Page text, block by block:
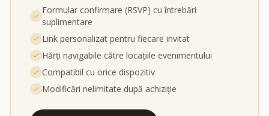
Formular confirmare (RSVP) cu întrebări
suplimentare
Link personalizat pentru fiecare invitat
Hărți navigabile către locațiile evenimentului
Compatibil cu orice dispozitiv
Modificări nelimitate după achiziție